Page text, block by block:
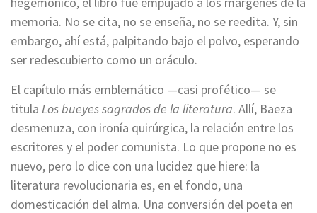
memoria. No se cita, no se enseña, no se reedita. Y, sin
embargo, ahí está, palpitando bajo el polvo, esperando
ser redescubierto como un oráculo.
El capítulo más emblemático —casi profético— se
titula Los bueyes sagrados de la literatura. Allí, Baeza
desmenuza, con ironía quirúrgica, la relación entre los
escritores y el poder comunista. Lo que propone no es
nuevo, pero lo dice con una lucidez que hiere: la
literatura revolucionaria es, en el fondo, una
domesticación del alma. Una conversión del poeta en